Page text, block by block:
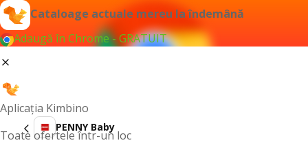
Cataloage actuale mereu la îndemână
Adaugă în Chrome - GRATUIT
Aplicația Kimbino
Toate ofertele într-un loc
PENNY Baby